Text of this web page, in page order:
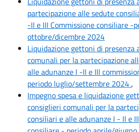
partecipazione alle sedute
-II e III Commissione consiliare -
ottobre/dicembre 2024
Liquidazione gettoni di presenza
comunali per la partecipazione
alle adunanze I -II e III
periodo luglio/settembre 2024,
Impegno spesa e liquidazione
consiglieri comunali per la
consiliari e alle adunanze I - II e